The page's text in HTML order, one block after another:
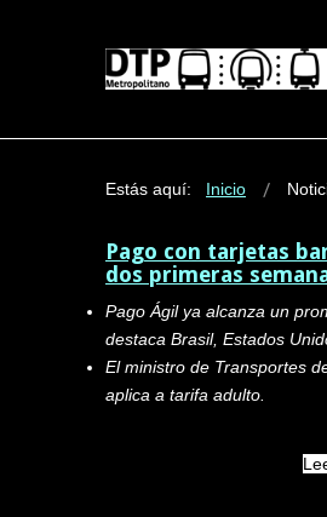
Estás aquí: Inicio
Pago con tarjetas
dos primeras
Pago Ágil ya alcanza un
destaca Brasil, Estados
El ministro de Transportes
aplica a tarifa adulto.